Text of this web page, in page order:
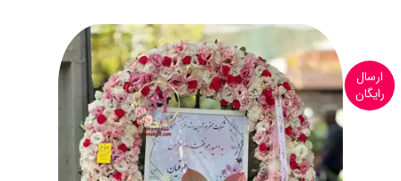
ارسال
رایگان